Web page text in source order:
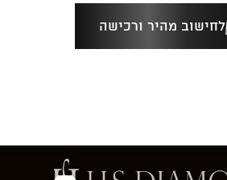
לחישוב מהיר ורכישה